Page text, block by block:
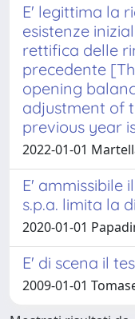
E' legittima la
esistenze
rettifica delle
precedente
opening
adjustment of
previous year
2022-01-01
E' ammissibile
s.p.a. limita la
2020-01-01
E' di scena il
2009-01-01